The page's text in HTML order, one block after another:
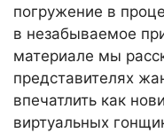
погружение в
в незабываемое
материале мы
представителях
впечатлить как
виртуальных